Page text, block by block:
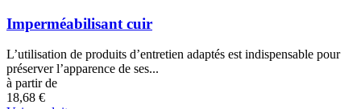
Imperméabilisant cuir
L’utilisation de produits d’entretien adaptés est indispensable pour
préserver l’apparence de ses...
à partir de
18,68 €